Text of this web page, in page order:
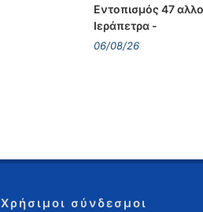
Εντοπισμός 47
Ιεράπετρα -
06/08/26
Χρήσιμοι σύνδεσμοι